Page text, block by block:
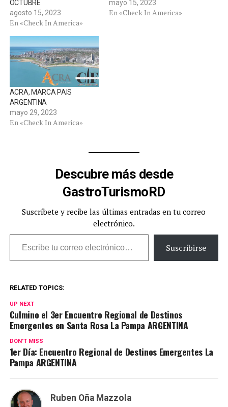
OCTUBRE
agosto 15, 2023
En «Check In America»
mayo 15, 2023
En «Check In America»
ACRA, MARCA PAIS
ARGENTINA
mayo 29, 2023
En «Check In America»
Descubre más desde
GastroTurismoRD
Suscríbete y recibe las últimas entradas en tu correo
electrónico.
Escribe tu correo electrónico…
Suscribirse
RELATED TOPICS:
UP NEXT
Culmino el 3er Encuentro Regional de Destinos
Emergentes en Santa Rosa La Pampa ARGENTINA
DON'T MISS
1er Día: Encuentro Regional de Destinos Emergentes La
Pampa ARGENTINA
Ruben Oña Mazzola